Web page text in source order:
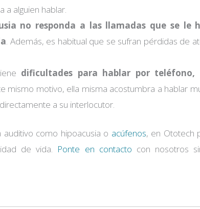
a alguien hablar.
no responda a las llamadas que se le
. Además, es habitual que se sufran pérdidas de
dificultades para hablar por
mismo motivo, ella misma acostumbra a hablar
a su interlocutor.
como hipoacusia o acúfenos, en Ototech
de vida. Ponte en contacto con nosotros